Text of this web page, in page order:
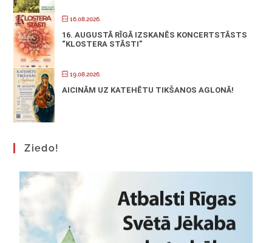
16.08.2026.
16. AUGUSTĀ RĪGĀ IZSKANĒS KONCERTSTĀSTS
“KLOSTERA STĀSTI”
19.08.2026.
AICINĀM UZ KATEHĒTU TIKŠANOS AGLONĀ!
Ziedo!